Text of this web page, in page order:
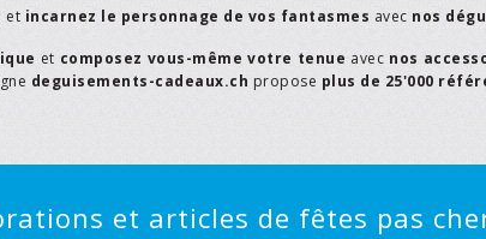
et incarnez le personnage de vos fantasmes avec nos
et composez vous-même votre tenue avec nos
deguisements-cadeaux.ch propose plus de 25'000
et articles de fêtes pas